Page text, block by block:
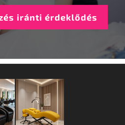
iránti érdeklődés